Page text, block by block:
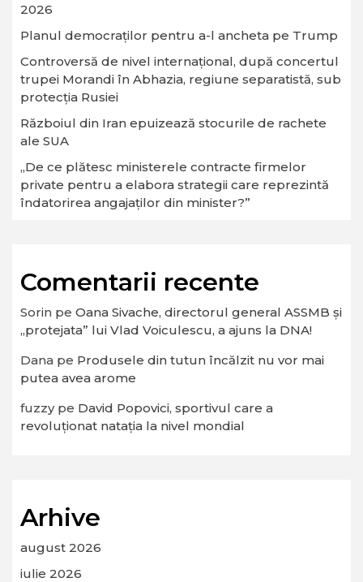
2026
Planul democraților pentru a-l ancheta pe Trump
Controversă de nivel internațional, după concertul
trupei Morandi în Abhazia, regiune separatistă, sub
protecția Rusiei
Războiul din Iran epuizează stocurile de rachete
ale SUA
„De ce plătesc ministerele contracte firmelor
private pentru a elabora strategii care reprezintă
îndatorirea angajaților din minister?”
Comentarii recente
Sorin pe Oana Sivache, directorul general ASSMB și
„protejata” lui Vlad Voiculescu, a ajuns la DNA!
Dana pe Produsele din tutun încălzit nu vor mai
putea avea arome
fuzzype David Popovici, sportivul care a
revoluționat natația la nivel mondial
Arhive
august 2026
iulie 2026